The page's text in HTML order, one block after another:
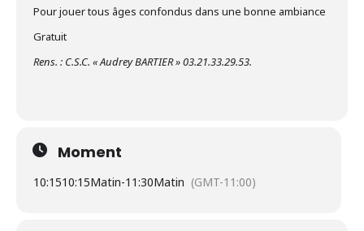
Pour jouer tous âges confondus dans une bonne ambiance
Gratuit
Rens. : C.S.C. « Audrey BARTIER » 03.21.33.29.53.
Moment
10:1510:15Matin-11:30Matin (GMT-11:00)